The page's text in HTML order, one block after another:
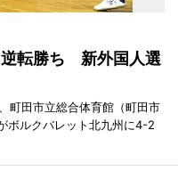
逆転勝ち 新外国人選
町田市立総合体育館（町田市
ボルクバレット北九州に4-2